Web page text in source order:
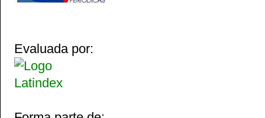
Evaluada por: